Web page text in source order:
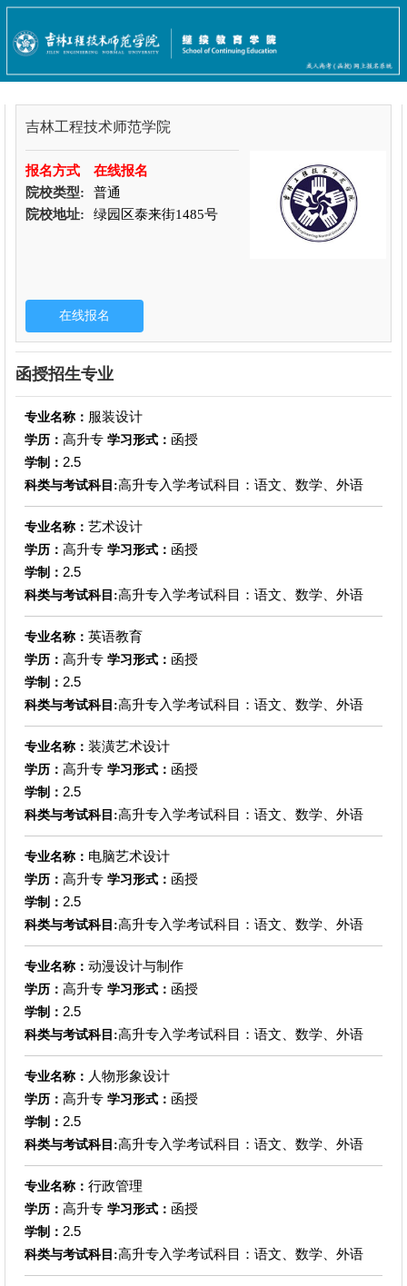
吉林工程技术师范学院
报名方式
在线报名
院校类型:
普通
院校地址:
绿园区泰来街1485号
函授招生专业
专业名称： 服装设计
学历： 高升专 学习形式： 函授
学制： 2.5
科类与考试科目:高升专入学考试科目：语文、数学、外语
专业名称： 艺术设计
学历： 高升专 学习形式： 函授
学制： 2.5
科类与考试科目:高升专入学考试科目：语文、数学、外语
专业名称： 英语教育
学历： 高升专 学习形式： 函授
学制： 2.5
科类与考试科目:高升专入学考试科目：语文、数学、外语
专业名称： 装潢艺术设计
学历： 高升专 学习形式： 函授
学制： 2.5
科类与考试科目:高升专入学考试科目：语文、数学、外语
专业名称： 电脑艺术设计
学历： 高升专 学习形式： 函授
学制： 2.5
科类与考试科目:高升专入学考试科目：语文、数学、外语
专业名称： 动漫设计与制作
学历： 高升专 学习形式： 函授
学制： 2.5
科类与考试科目:高升专入学考试科目：语文、数学、外语
专业名称： 人物形象设计
学历： 高升专 学习形式： 函授
学制： 2.5
科类与考试科目:高升专入学考试科目：语文、数学、外语
专业名称： 行政管理
学历： 高升专 学习形式： 函授
学制： 2.5
科类与考试科目:高升专入学考试科目：语文、数学、外语